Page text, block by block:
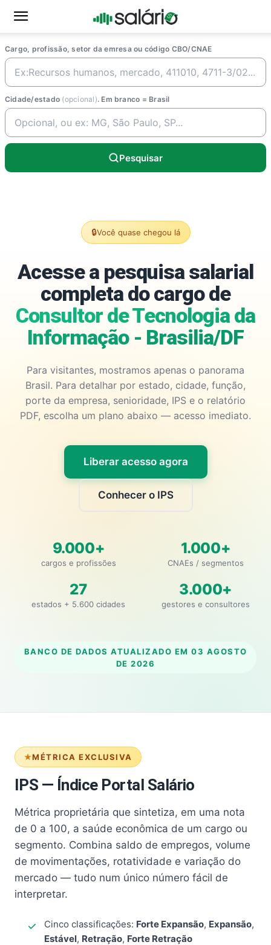
Cargo, profissão, setor da emresa ou código CBO/CNAE
Cidade/estado (opcional). Em branco = Brasil
Pesquisar
🔒Você quase chegou lá
Acesse a pesquisa salarial
completa do cargo de
Consultor de Tecnologia da
Informação - Brasilia/DF
Para visitantes, mostramos apenas o panorama
Brasil. Para detalhar por estado, cidade, função,
porte da empresa, senioridade, IPS e o relatório
PDF, escolha um plano abaixo — acesso imediato.
Liberar acesso agora
Conhecer o IPS
9.000+
cargos e profissões
1.000+
CNAEs / segmentos
27
estados + 5.600 cidades
3.000+
gestores e consultores
BANCO DE DADOS ATUALIZADO EM 03 AGOSTO
DE 2026
MÉTRICA EXCLUSIVA
IPS — Índice Portal Salário
Métrica proprietária que sintetiza, em uma nota
de 0 a 100, a saúde econômica de um cargo ou
segmento. Combina saldo de empregos, volume
de movimentações, rotatividade e variação do
mercado — tudo num único número fácil de
interpretar.
Cinco classificações: Forte Expansão, Expansão,
Estável, Retração, Forte Retração